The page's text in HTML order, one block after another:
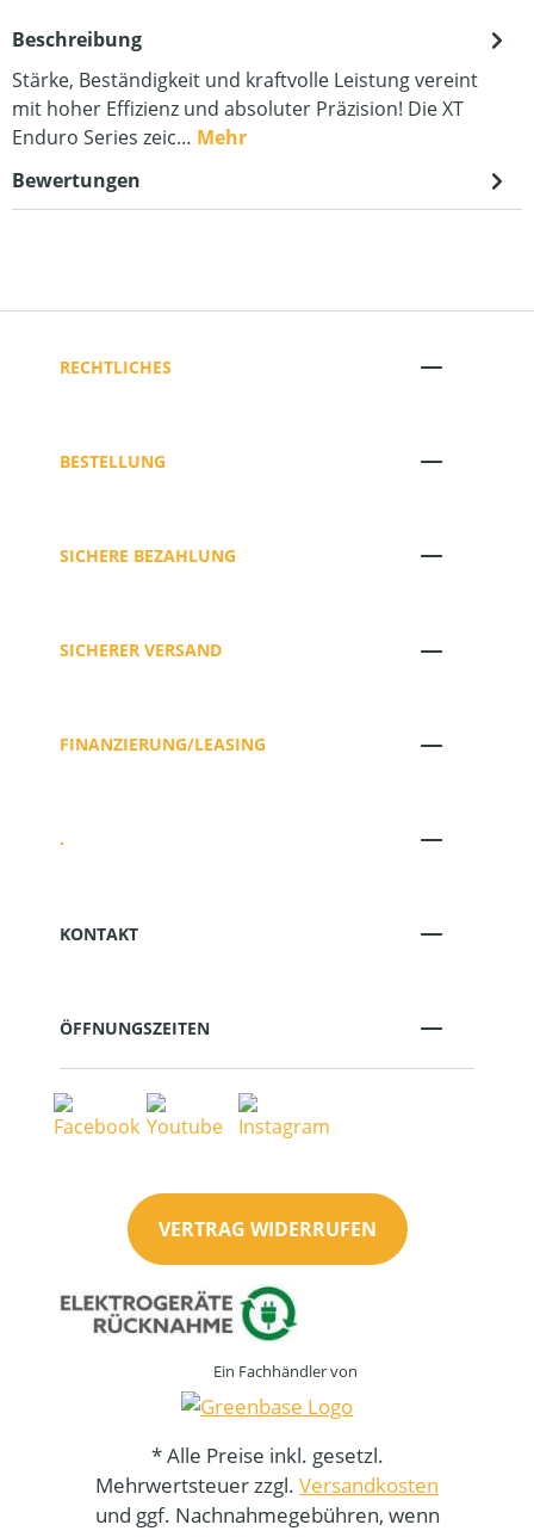
Beschreibung
Stärke, Beständigkeit und kraftvolle Leistung vereint
mit hoher Effizienz und absoluter Präzision! Die XT
Enduro Series zeic… Mehr
Bewertungen
RECHTLICHES
BESTELLUNG
SICHERE BEZAHLUNG
SICHERER VERSAND
FINANZIERUNG/LEASING
.
KONTAKT
ÖFFNUNGSZEITEN
VERTRAG WIDERRUFEN
Ein Fachhändler von
* Alle Preise inkl. gesetzl.
Mehrwertsteuer zzgl. Versandkosten
und ggf. Nachnahmegebühren, wenn